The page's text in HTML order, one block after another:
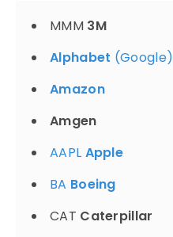
MMM 3M
Alphabet (Google)
Amazon
Amgen
AAPL Apple
BA Boeing
CAT Caterpillar